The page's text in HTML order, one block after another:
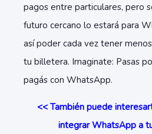
pagos entre particulares, pero
futuro cercano lo estará para
así poder cada vez tener
tu billetera. Imaginate: Pasas
pagás con WhatsApp.
<< También puede
integrar WhatsApp a